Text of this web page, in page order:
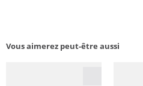
Vous aimerez peut-être aussi